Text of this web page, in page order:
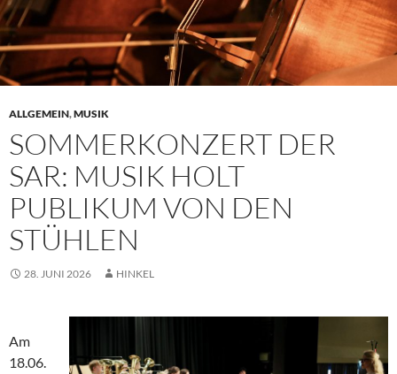
ALLGEMEIN,MUSIK
SOMMERKONZERT DER
SAR: MUSIK HOLT
PUBLIKUM VON DEN
STÜHLEN
28. JUNI 2026 HINKEL
Am
18.06.